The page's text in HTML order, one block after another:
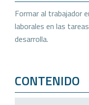
Formar al trabajador
laborales en las
desarrolla.
CONTENIDO